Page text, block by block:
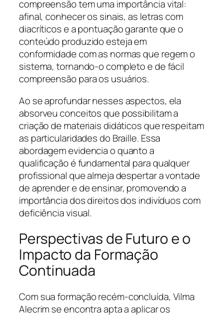
compreensão tem uma importância vital:
afinal, conhecer os sinais, as letras com
diacríticos e a pontuação garante que o
conteúdo produzido esteja em
conformidade com as normas que regem o
sistema, tornando-o completo e de fácil
compreensão para os usuários.
Ao se aprofundar nesses aspectos, ela
absorveu conceitos que possibilitam a
criação de materiais didáticos que respeitam
as particularidades do Braille. Essa
abordagem evidencia o quanto a
qualificação é fundamental para qualquer
profissional que almeja despertar a vontade
de aprender e de ensinar, promovendo a
importância dos direitos dos indivíduos com
deficiência visual.
Perspectivas de Futuro e o
Impacto da Formação
Continuada
Com sua formação recém-concluída, Vilma
Alecrim se encontra apta a aplicar os